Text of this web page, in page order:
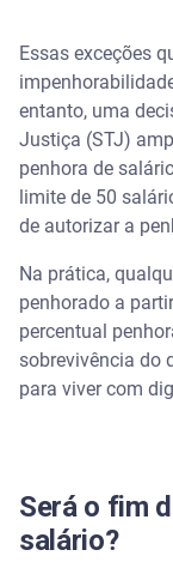
Essas exceções
entanto, uma
Justiça (STJ)
penhora de
limite de 50
de autorizar a
Na prática,
penhorado a
percentual
sobrevivência do
para viver com
Será o fim
salário?